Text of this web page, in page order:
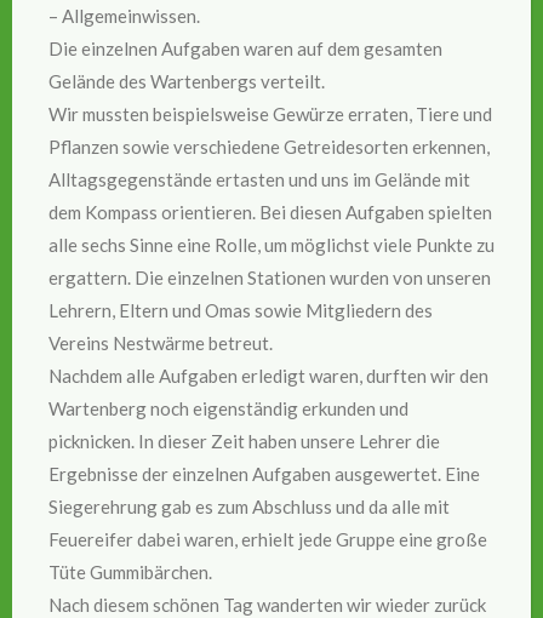
– Allgemeinwissen.
Die einzelnen Aufgaben waren auf dem gesamten
Gelände des Wartenbergs verteilt.
Wir mussten beispielsweise Gewürze erraten, Tiere und
Pflanzen sowie verschiedene Getreidesorten erkennen,
Alltagsgegenstände ertasten und uns im Gelände mit
dem Kompass orientieren. Bei diesen Aufgaben spielten
alle sechs Sinne eine Rolle, um möglichst viele Punkte zu
ergattern. Die einzelnen Stationen wurden von unseren
Lehrern, Eltern und Omas sowie Mitgliedern des
Vereins Nestwärme betreut.
Nachdem alle Aufgaben erledigt waren, durften wir den
Wartenberg noch eigenständig erkunden und
picknicken. In dieser Zeit haben unsere Lehrer die
Ergebnisse der einzelnen Aufgaben ausgewertet. Eine
Siegerehrung gab es zum Abschluss und da alle mit
Feuereifer dabei waren, erhielt jede Gruppe eine große
Tüte Gummibärchen.
Nach diesem schönen Tag wanderten wir wieder zurück